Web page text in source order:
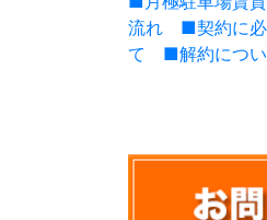
流れ
■契約に
て
■解約につ